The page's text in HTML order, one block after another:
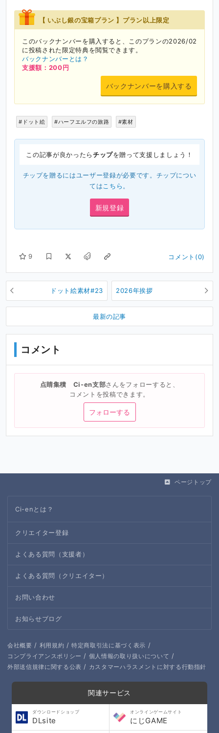
【 いぶし銀の宝箱プラン 】プラン以上限定
このバックナンバーを購入すると、このプランの2026/02
に投稿された限定特典を閲覧できます。
バックナンバーとは？
支援額：200円
バックナンバーを購入する
#ドット絵 #ハーフエルフの旅路 #素材
この記事が良かったらチップを贈って支援しましょう！
チップを贈るにはユーザー登録が必要です。チップについ
てはこちら。
新規登録
9 コメント(0)
ドット絵素材#23 2026年挨拶
最新の記事
コメント
点睛集積 Ci-en支部さんをフォローすると、
コメントを投稿できます。
フォローする
ページトップ
Ci-enとは？
クリエイター登録
よくある質問（支援者）
よくある質問（クリエイター）
お問い合わせ
お知らせブログ
会社概要 / 利用規約 / 特定商取引法に基づく表示 /
コンプライアンスポリシー / 個人情報の取り扱いについて /
外部送信規律に関する公表 / カスタマーハラスメントに対する行動指針
関連サービス
ダウンロードショップ
DLsite
オンラインゲームサイト
にじGAME